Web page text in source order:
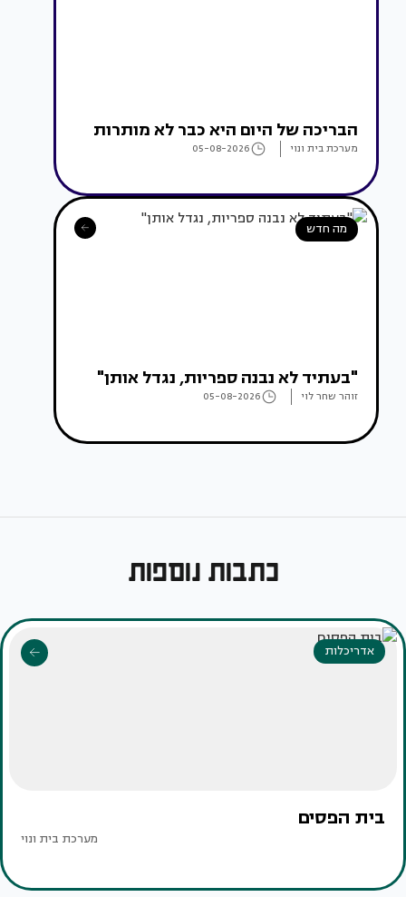
הבריכה של היום היא כבר לא מותרות
מערכת בית ונוי 05-08-2026
מה חדש
"בעתיד לא נבנה ספריות, נגדל אותן"
זוהר שחר לוי 05-08-2026
כתבות נוספות
אדריכלות
בית הפסים
מערכת בית ונוי